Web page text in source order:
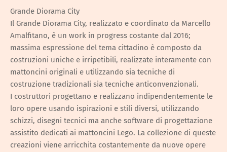
Grande Diorama City
Il Grande Diorama City, realizzato e coordinato da Marcello
Amalfitano, è un work in progress costante dal 2016;
massima espressione del tema cittadino è composto da
costruzioni uniche e irripetibili, realizzate interamente con
mattoncini originali e utilizzando sia tecniche di
costruzione tradizionali sia tecniche anticonvenzionali.
I costruttori progettano e realizzano indipendentemente le
loro opere usando ispirazioni e stili diversi, utilizzando
schizzi, disegni tecnici ma anche software di progettazione
assistito dedicati ai mattoncini Lego. La collezione di queste
creazioni viene arricchita costantemente da nuove opere